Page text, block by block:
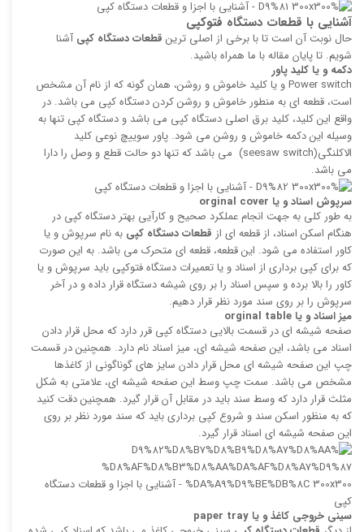
آشنایی با قطعات دستگاه فتوکپی
حال نوبت آن است تا با برخی از اصلی ترین قطعات دستگاه کپی آشنا
شویم. تا پایان مقاله با ما همراه باشید.
دکمه و یا کلید پاور
Power switch و یا کلید خاموش و روشن، همان گونه که از نام آن مشخص
است، قطعه ای به منطور خاموش و روشن کردن دستگاه کپی می باشد. در
واقع این کلید، کلید برق اصلی دستگاه کپی می باشد و دستگاه کپی تنها به
وسیله این دکمه خاموش و روشن می شود. پاور سوییچ نوعی کلید
الاکلنگی(seesaw switch) می باشد که تنها دو حالت قطع و وصل را دارا
می باشد.
سرپوش اسناد و یا orginal cover
به طور کلی به جهت انجام عملکرد صحیح و کارآیی بهتر دستگاه کپی در
هنگام اسکن اسناد، از قطعه ای از قطعات دستگاه کپی به نام سرپوش و یا
کاور استفاده می شود. این قطعه، قطعه ای متحرک می باشد. به این صورت
که برای کپی برداری از اسناد و یا تعمیرات دستگاه فتوکپی باید سرپوش و یا
کاور را بالا برده و سپس اسناد را بر روی شیشه دستگاه قرار داده و در آخر
سرپوش را بر روی سند مورد نظر قرار دهیم.
میز اسناد و یا orginal table
صفحه شیشه ای در قسمت بالایی دستگاه کپی قرر دارد که محل قرار دادن
اسناد می باشد، این صفحه شیشه ای، میز اسناد نام دارد. همچنین در قسمت
چپ این صفحه شیشه ای محل قرار دادن سایز های گوناگونی از کاغذها
مشخص می باشد. سمت چپ وسط این صفحه شیشه ای، علامتی به شکل
مثلث قرار دارد که وسط سند باید در مقابل آن قرار گیرد. همچنین دقت کنید
که به منظور اسکن سند و شروع کپی برداری باید که سند مورد نظر بر روی
این صفحه شیشه ای اسناد قرار گیرد.
سینی خروجی کاغذ و یا paper tray